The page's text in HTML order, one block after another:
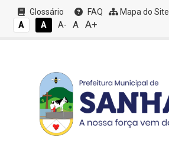
Glossário FAQ Mapa do Site
A
A A- A A+